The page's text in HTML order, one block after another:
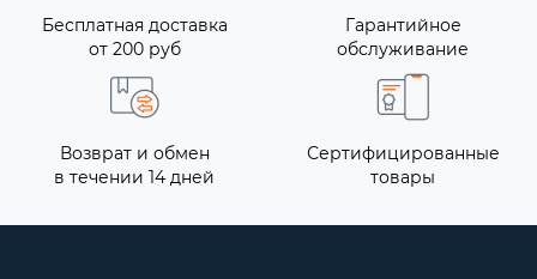
Бесплатная доставка
от 200 руб
Гарантийное
обслуживание
Возврат и обмен
в течении 14 дней
Сертифицированные
товары